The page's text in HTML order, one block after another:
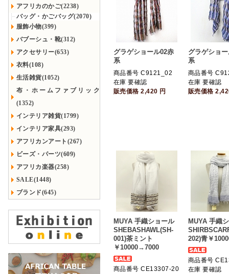
アフリカのかご(2238)
バッグ・かごバッグ(2070)
服飾小物(399)
バブーシュ・靴(312)
アクセサリー(653)
衣料(108)
生活雑貨(1052)
布・ホームファブリック
(1352)
インテリア雑貨(1799)
インテリア家具(293)
アフリカンアート(267)
ビーズ・パーツ(609)
アフリカ楽器(258)
SALE(1448)
ブランド(645)
グラゲショール02赤
系
商品番号 C9121_02
在庫 要確認
販売価格2,420 円
グラゲショ
系
商品番号
在庫 要確認
販売価格
MUYA 手織ショール
SHEBASHAWL(SH-
001)茶ミント
￥10000→7000
商品番号 CE13307-20
MUYA 手織
202)青￥
商品番号
在庫 要確認